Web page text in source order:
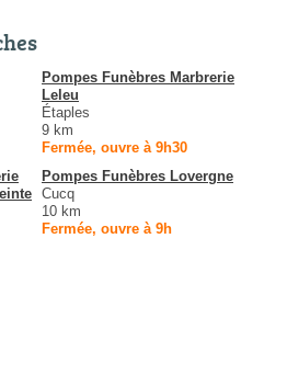
Pompes Funèbres Marbrerie
Leleu
Étaples
9 km
Fermée, ouvre à 9h30
Pompes Funèbres Lovergne
Cucq
10 km
Fermée, ouvre à 9h